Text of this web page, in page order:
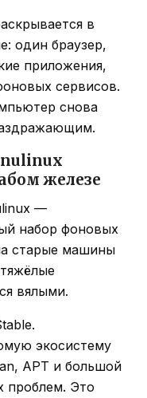
в
один браузер,
приложения,
сервисов.
снова
железе
—
набор фоновых
старые машины
вялыми.
экосистему
APT и большой
проблем. Это